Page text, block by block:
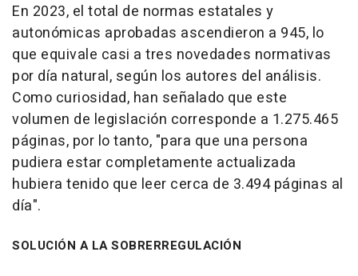
En 2023, el total de normas estatales y
autonómicas aprobadas ascendieron a 945, lo
que equivale casi a tres novedades normativas
por día natural, según los autores del análisis.
Como curiosidad, han señalado que este
volumen de legislación corresponde a 1.275.465
páginas, por lo tanto, "para que una persona
pudiera estar completamente actualizada
hubiera tenido que leer cerca de 3.494 páginas al
día".
SOLUCIÓN A LA SOBRERREGULACIÓN